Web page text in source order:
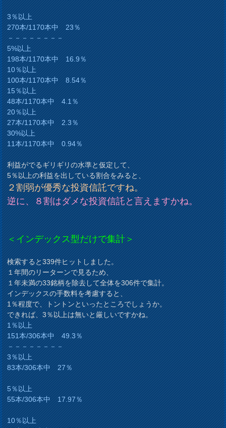
3％以上
270本/1170本中 23％
－－－－－－－－
5%以上
198本/1170本中 16.9％
10％以上
100本/1170本中 8.54％
15％以上
48本/1170本中 4.1％
20％以上
27本/1170本中 2.3％
30%以上
11本/1170本中 0.94％
利益がでるギリギリの水準と仮定して、
5％以上の利益を出している割合をみると、
２割弱が優秀な投資信託ですね。
逆に、８割はダメな投資信託と言えますかね。
＜インデックス型だけで集計＞
検索すると339件ヒットしました。
１年間のリーターンで見るため、
１年未満の33銘柄を除去して全体を306件で集計。
インデックスの手数料を考慮すると、
1％程度で、トントンといったところでしょうか。
できれば、3％以上は無いと厳しいですかね。
1％以上
151本/306本中 49.3％
－－－－－－－－
3％以上
83本/306本中 27％
5％以上
55本/306本中 17.97％
10％以上